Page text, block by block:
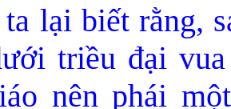
lại biết rằng,
triều đại
nên phái